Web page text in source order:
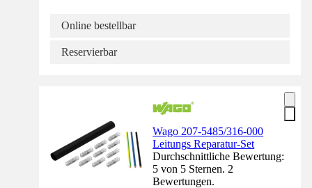
Online bestellbar
Reservierbar
Wago 207-5485/316-000
Leitungs Reparatur-Set
Durchschnittliche Bewertung:
5 von 5 Sternen. 2
Bewertungen.